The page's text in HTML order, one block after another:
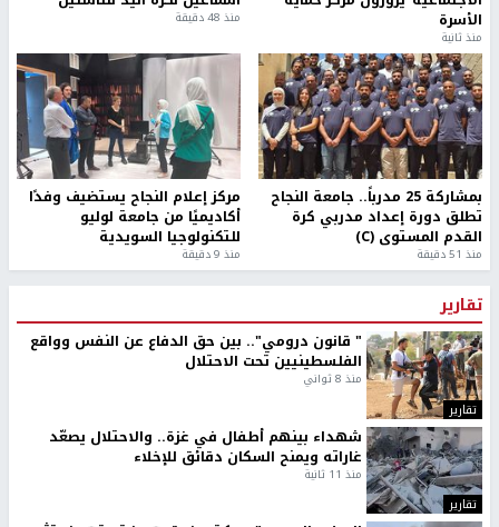
الأسرة
منذ ثانية
منذ 48 دقيقة
بمشاركة 25 مدرباً.. جامعة النجاح
تطلق دورة إعداد مدربي كرة
القدم المستوى (C)
منذ 51 دقيقة
مركز إعلام النجاح يستضيف وفدًا
أكاديميًا من جامعة لوليو
للتكنولوجيا السويدية
منذ 9 دقيقة
تقارير
تقارير
" قانون درومي".. بين حق الدفاع عن النفس وواقع
الفلسطينيين تحت الاحتلال
منذ 8 ثواني
تقارير
شهداء بينهم أطفال في غزة.. والاحتلال يصعّد
غاراته ويمنح السكان دقائق للإخلاء
منذ 11 ثانية